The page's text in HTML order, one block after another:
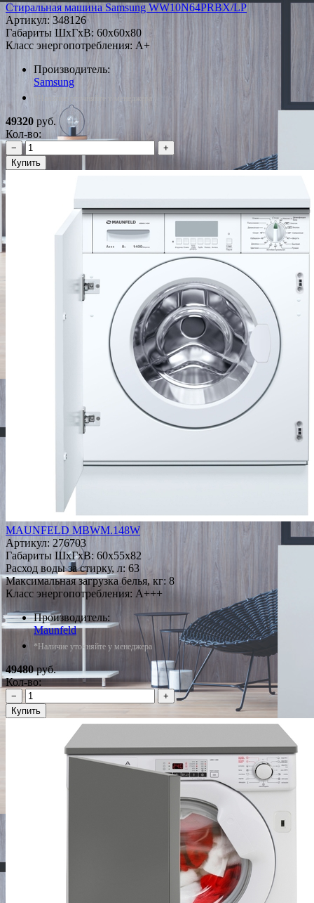
Стиральная машина Samsung WW10N64PRBX/LP
Артикул: 348126
Габариты ШxГxВ: 60x60x80
Класс энергопотребления: A+
Производитель:
Samsung
*Наличие уточняйте у менеджера
49320 руб.
Кол-во:
−
+
Купить
MAUNFELD MBWM.148W
Артикул: 276703
Габариты ШxГxВ: 60x55x82
Расход воды за стирку, л: 63
Максимальная загрузка белья, кг: 8
Класс энергопотребления: A+++
Производитель:
Maunfeld
*Наличие уточняйте у менеджера
49480руб.
Кол-во:
−
+
Купить